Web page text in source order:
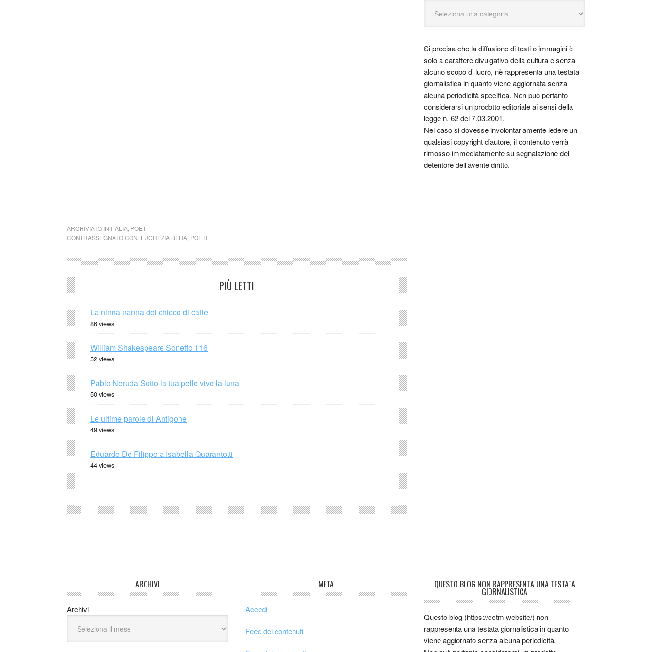
ARCHIVIATO IN:ITALIA, POETI
CONTRASSEGNATO CON: LUCREZIA BEHA, POETI
PIÙ LETTI
La ninna nanna del chicco di caffè
86 views
William Shakespeare Sonetto 116
52 views
Pablo Neruda Sotto la tua pelle vive la luna
50 views
Le ultime parole di Antigone
49 views
Eduardo De Filippo a Isabella Quarantotti
44 views
Si precisa che la diffusione di testi o immagini è
solo a carattere divulgativo della cultura e senza
alcuno scopo di lucro, nè rappresenta una testata
giornalistica in quanto viene aggiornata senza
alcuna periodicità specifica. Non può pertanto
considerarsi un prodotto editoriale ai sensi della
legge n. 62 del 7.03.2001.
Nel caso si dovesse involontariamente ledere un
qualsiasi copyright d’autore, il contenuto verrà
rimosso immediatamente su segnalazione del
detentore dell’avente diritto.
ARCHIVI
Archivi
META
Accedi
Feed dei contenuti
QUESTO BLOG NON RAPPRESENTA UNA TESTATA
GIORNALISTICA
Questo blog (https://cctm.website/) non
rappresenta una testata giornalistica in quanto
viene aggiornato senza alcuna periodicità.